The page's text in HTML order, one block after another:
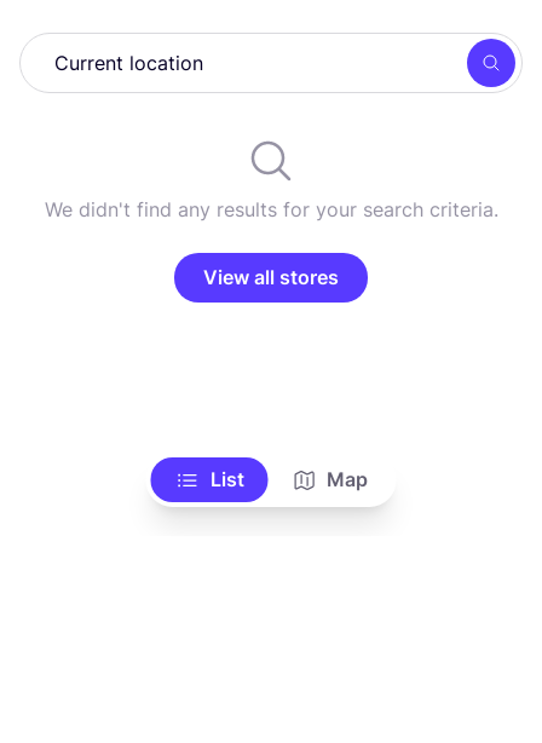
We didn't find any results for your search criteria.
View all stores
List Map